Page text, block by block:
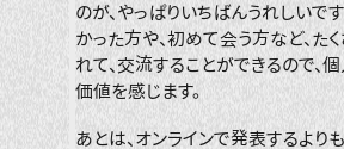
のが、やっぱりいちばんうれしいで
かった方や、初めて会う方など、た
れて、交流することができるので、
価値を感じます。
あとは、オンラインで発表するより